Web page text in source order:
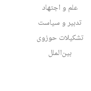
علم و اجتهاد
تدبیر و سیاست
تشکیلات حوزوی
بین‌الملل